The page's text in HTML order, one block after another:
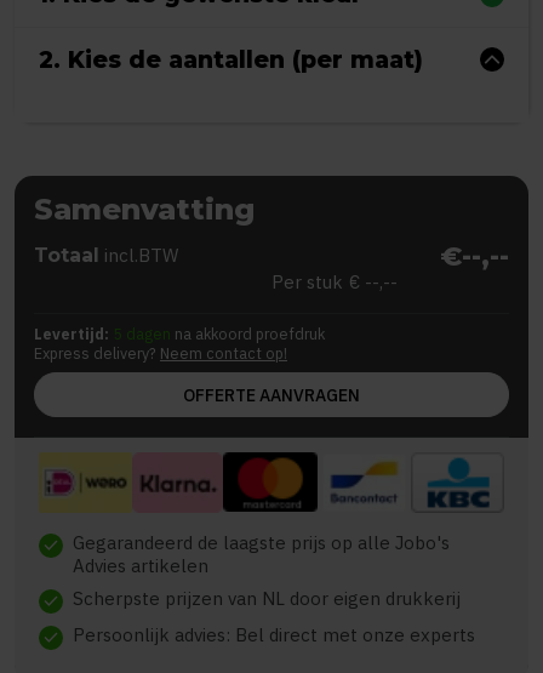
2. Kies de aantallen (per maat)
Samenvatting
Totaal incl.BTW €--,--
Per stuk € --,--
Levertijd: 5 dagen na akkoord proefdruk
Express delivery? Neem contact op!
OFFERTE AANVRAGEN
check Gegarandeerd de laagste prijs op alle Jobo's
Advies artikelen
check Scherpste prijzen van NL door eigen drukkerij
check Persoonlijk advies: Bel direct met onze experts